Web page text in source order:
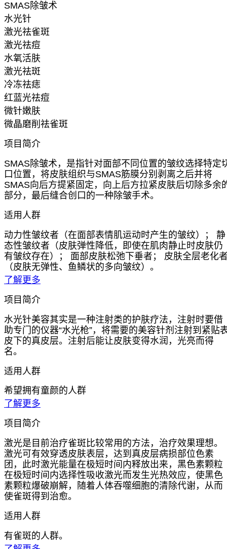
SMAS除皱术
水光针
激光祛雀斑
激光祛痘
水氧活肤
激光祛斑
冷冻祛痣
红蓝光祛痘
微针嫩肤
微晶磨削祛雀斑
项目简介
SMAS除皱术，是指针对面部不同位置的皱纹选择特定
口位置，将皮肤组织与SMAS筋膜分别剥离之后并将
SMAS向后方提紧固定，向上后方拉紧皮肤后切除多余
部分，最后缝合创口的一种除皱手术。
适用人群
动力性皱纹者（在面部表情肌运动时产生的皱纹）； 静
态性皱纹者（皮肤弹性降低，即使在肌肉静止时皮肤仍
有皱纹存在）； 面部皮肤松弛下垂者； 皮肤全层老化
（皮肤无弹性、鱼鳞状的多向皱纹）。
了解更多
项目简介
水光针美容其实是一种注射类的护肤疗法，注射时要借
助专门的仪器“水光枪”，将需要的美容针剂注射到紧贴
皮下的真皮层。注射后能让皮肤变得水润，光亮而得
名。
适用人群
希望拥有童颜的人群
了解更多
项目简介
激光是目前治疗雀斑比较常用的方法，治疗效果理想。
激光可有效穿透皮肤表层，达到真皮层病损部位色素
团，此时激光能量在极短时间内释放出来，黑色素颗粒
在极短时间内选择性吸收激光而发生光热效应，使黑色
素颗粒爆破崩解，随着人体吞噬细胞的清除代谢，从而
使雀斑得到治愈。
适用人群
有雀斑的人群。